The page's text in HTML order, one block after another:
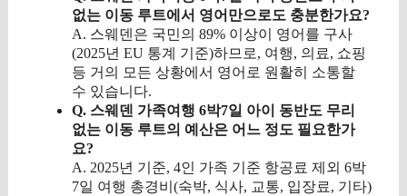
없는 이동 루트에서 영어만으로도 충분한가요?
A. 스웨덴은 국민의 89% 이상이 영어를 구사
(2025년 EU 통계 기준)하므로, 여행, 의료, 쇼핑
등 거의 모든 상황에서 영어로 원활히 소통할
수 있습니다.
Q. 스웨덴 가족여행 6박7일 아이 동반도 무리
없는 이동 루트의 예산은 어느 정도 필요한가
요?
A. 2025년 기준, 4인 가족 기준 항공료 제외 6박
7일 여행 총경비(숙박, 식사, 교통, 입장료, 기타)